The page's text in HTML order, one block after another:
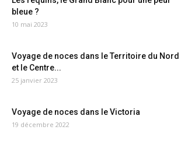
bleue ?
10 mai 2023
Voyage de noces dans le Territoire du Nord
et le Centre...
25 janvier 2023
Voyage de noces dans le Victoria
19 décembre 2022